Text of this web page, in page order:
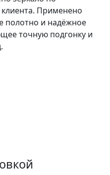
Применено
полотно и надёжное
точную подгонку и